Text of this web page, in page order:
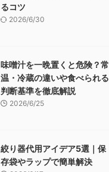
るコツ
2026/6/30
味噌汁を一晩置くと危険？常
温・冷蔵の違いや食べられる
判断基準を徹底解説
2026/6/25
絞り器代用アイデア5選｜保
存袋やラップで簡単解決